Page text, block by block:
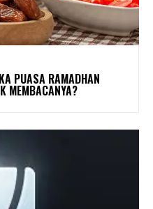
PUASA RAMADHAN
MEMBACANYA?